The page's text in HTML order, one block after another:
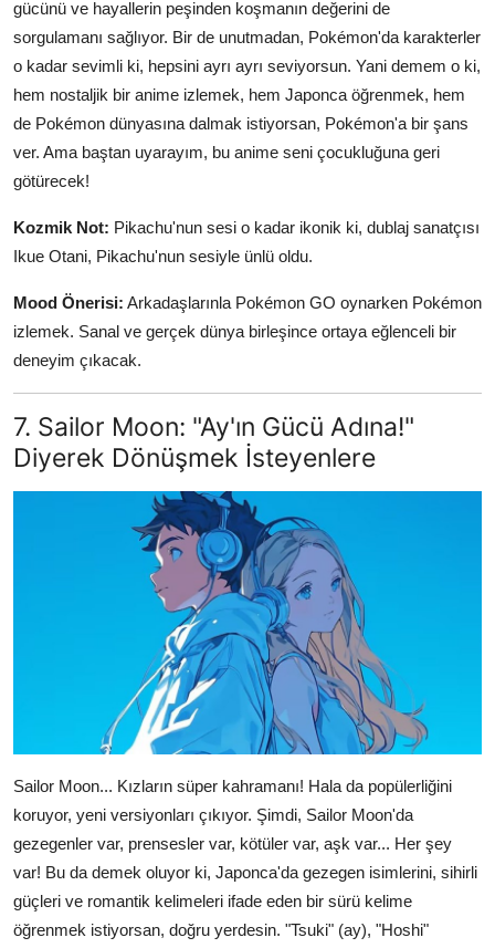
gücünü ve hayallerin peşinden koşmanın değerini de
sorgulamanı sağlıyor. Bir de unutmadan, Pokémon'da karakterler
o kadar sevimli ki, hepsini ayrı ayrı seviyorsun. Yani demem o ki,
hem nostaljik bir anime izlemek, hem Japonca öğrenmek, hem
de Pokémon dünyasına dalmak istiyorsan, Pokémon'a bir şans
ver. Ama baştan uyarayım, bu anime seni çocukluğuna geri
götürecek!
Kozmik Not: Pikachu'nun sesi o kadar ikonik ki, dublaj sanatçısı
Ikue Otani, Pikachu'nun sesiyle ünlü oldu.
Mood Önerisi: Arkadaşlarınla Pokémon GO oynarken Pokémon
izlemek. Sanal ve gerçek dünya birleşince ortaya eğlenceli bir
deneyim çıkacak.
7. Sailor Moon: "Ay'ın Gücü Adına!"
Diyerek Dönüşmek İsteyenlere
Sailor Moon... Kızların süper kahramanı! Hala da popülerliğini
koruyor, yeni versiyonları çıkıyor. Şimdi, Sailor Moon'da
gezegenler var, prensesler var, kötüler var, aşk var... Her şey
var! Bu da demek oluyor ki, Japonca'da gezegen isimlerini, sihirli
güçleri ve romantik kelimeleri ifade eden bir sürü kelime
öğrenmek istiyorsan, doğru yerdesin. "Tsuki" (ay), "Hoshi"